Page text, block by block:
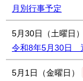
月別行事予定
5月30日（土曜日）
令和8年5月30日
5月1日（金曜日）